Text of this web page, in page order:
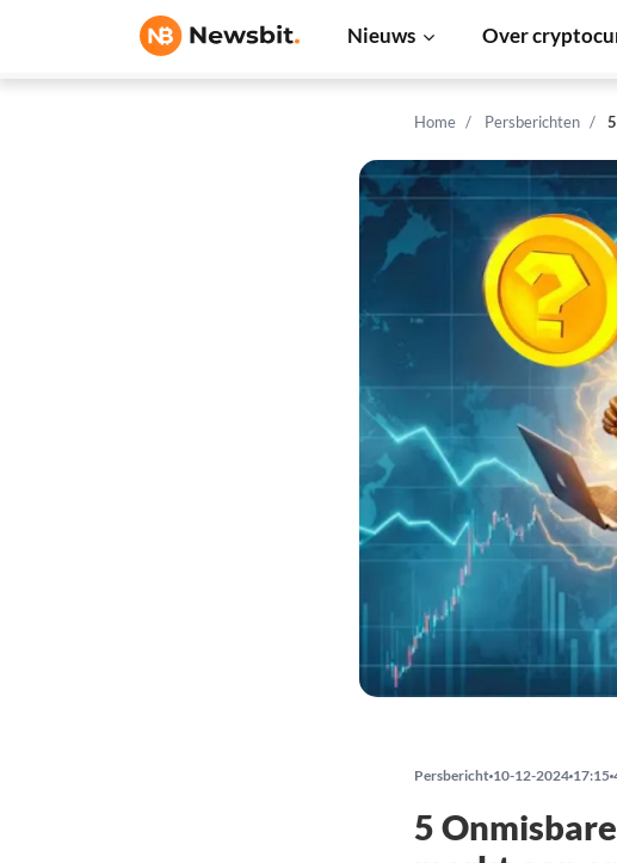
Nieuws Over
Home Persberichten
Persbericht 10-12-2024 17:15
5